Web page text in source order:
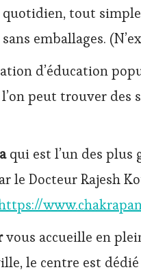
tout
emballages.
d’éducation
peut trouver
qui est l’un des plus
le Docteur Rajesh
vous accueille en
le centre est